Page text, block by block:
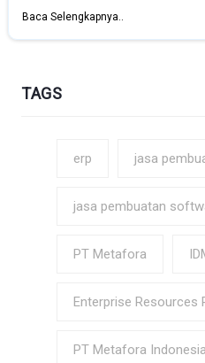
Baca Selengkapnya..
TAGS
erp jasa
jasa pembuatan
PT Metafora
Enterprise Resources
PT Metafora